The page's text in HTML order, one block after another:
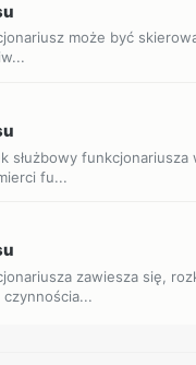
może być
służbowy funkcjonariusza
fu...
zawiesza się,